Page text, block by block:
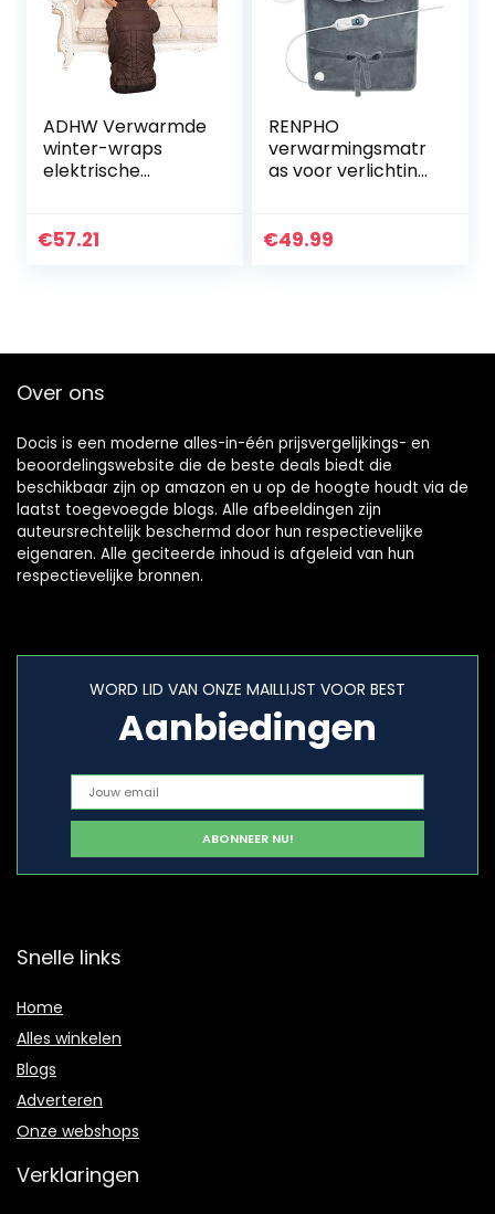
ADHW Verwarmde
winter-wraps
elektrische
voetenwarmer
€57.21
RENPHO
verwarmingsmatr
as voor verlichting
verwarmingsmatr
€49.99
Over ons
Docis is een moderne alles-in-één prijsvergelijkings- en
beoordelingswebsite die de beste deals biedt die
beschikbaar zijn op amazon en u op de hoogte houdt via de
laatst toegevoegde blogs. Alle afbeeldingen zijn
auteursrechtelijk beschermd door hun respectievelijke
eigenaren. Alle geciteerde inhoud is afgeleid van hun
respectievelijke bronnen.
WORD LID VAN ONZE MAILLIJST VOOR BEST
Aanbiedingen
Snelle links
Home
Alles winkelen
Blogs
Adverteren
Onze webshops
Verklaringen